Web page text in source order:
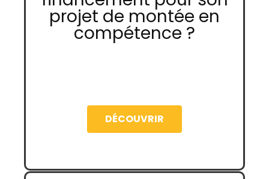
projet de montée en
compétence ?
DÉCOUVRIR